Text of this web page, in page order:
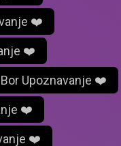
❤️
❤️
Bor Upoznavanje ❤️
❤️
❤️